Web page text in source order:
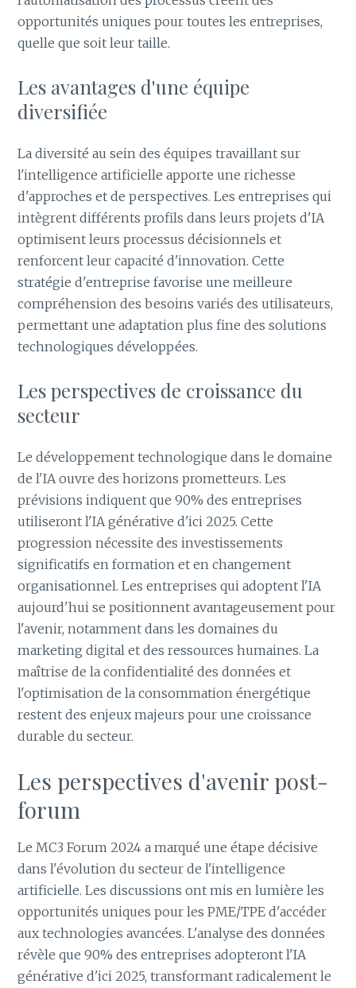
opportunités uniques pour toutes les entreprises,
quelle que soit leur taille.
Les avantages d'une équipe
diversifiée
La diversité au sein des équipes travaillant sur
l'intelligence artificielle apporte une richesse
d'approches et de perspectives. Les entreprises qui
intègrent différents profils dans leurs projets d'IA
optimisent leurs processus décisionnels et
renforcent leur capacité d'innovation. Cette
stratégie d'entreprise favorise une meilleure
compréhension des besoins variés des utilisateurs,
permettant une adaptation plus fine des solutions
technologiques développées.
Les perspectives de croissance du
secteur
Le développement technologique dans le domaine
de l'IA ouvre des horizons prometteurs. Les
prévisions indiquent que 90% des entreprises
utiliseront l'IA générative d'ici 2025. Cette
progression nécessite des investissements
significatifs en formation et en changement
organisationnel. Les entreprises qui adoptent l'IA
aujourd'hui se positionnent avantageusement pour
l'avenir, notamment dans les domaines du
marketing digital et des ressources humaines. La
maîtrise de la confidentialité des données et
l'optimisation de la consommation énergétique
restent des enjeux majeurs pour une croissance
durable du secteur.
Les perspectives d'avenir post-
forum
Le MC3 Forum 2024 a marqué une étape décisive
dans l'évolution du secteur de l'intelligence
artificielle. Les discussions ont mis en lumière les
opportunités uniques pour les PME/TPE d'accéder
aux technologies avancées. L'analyse des données
révèle que 90% des entreprises adopteront l'IA
générative d'ici 2025, transformant radicalement le